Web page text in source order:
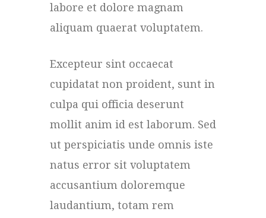
labore et dolore magnam
aliquam quaerat voluptatem.
Excepteur sint occaecat
cupidatat non proident, sunt in
culpa qui officia deserunt
mollit anim id est laborum. Sed
ut perspiciatis unde omnis iste
natus error sit voluptatem
accusantium doloremque
laudantium, totam rem